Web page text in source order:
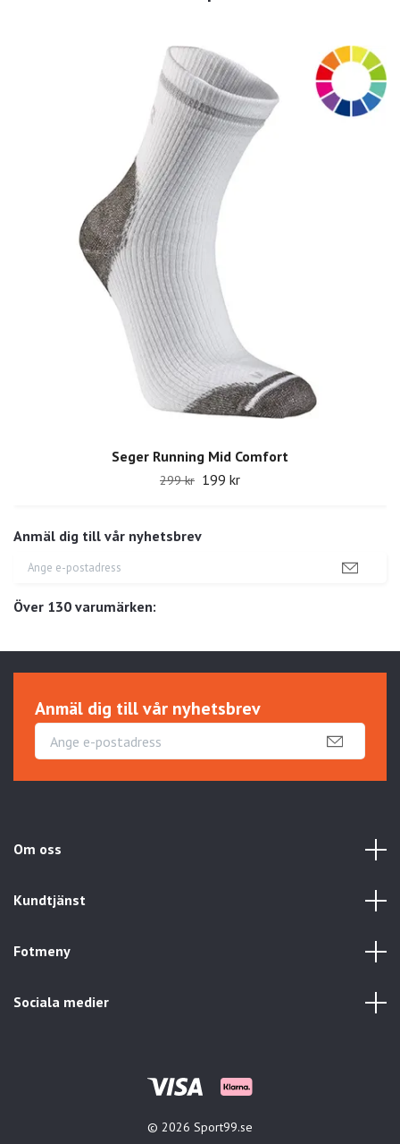
Anmäl dig till vår nyhetsbrev
Över 130 varumärken:
Seger Running Mid Comfort
299 kr 199 kr
Anmäl dig till vår nyhetsbrev
Om oss
Kundtjänst
Fotmeny
Sociala medier
© 2026 Sport99.se